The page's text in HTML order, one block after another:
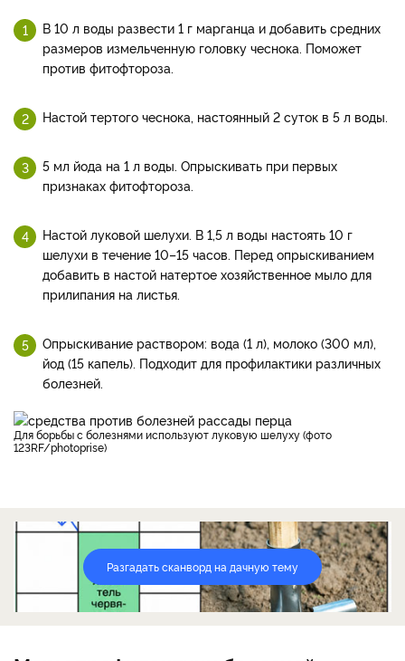
В 10 л воды развести 1 г марганца и добавить средних
размеров измельченную головку чеснока. Поможет
против фитофтороза.
Настой тертого чеснока, настоянный 2 суток в 5 л воды.
5 мл йода на 1 л воды. Опрыскивать при первых
признаках фитофтороза.
Настой луковой шелухи. В 1,5 л воды настоять 10 г
шелухи в течение 10–15 часов. Перед опрыскиванием
добавить в настой натертое хозяйственное мыло для
прилипания на листья.
Опрыскивание раствором: вода (1 л), молоко (300 мл),
йод (15 капель). Подходит для профилактики различных
болезней.
Для борьбы с болезнями используют луковую шелуху (фото
123RF/photoprise)
Разгадать сканворд на дачную тему